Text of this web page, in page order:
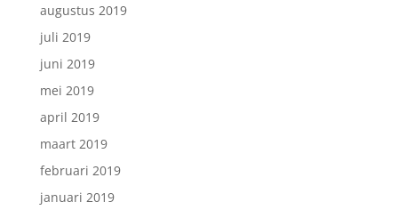
augustus 2019
juli 2019
juni 2019
mei 2019
april 2019
maart 2019
februari 2019
januari 2019